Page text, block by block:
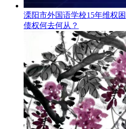
溧阳市外国语学校15年维权
债权何去何从？